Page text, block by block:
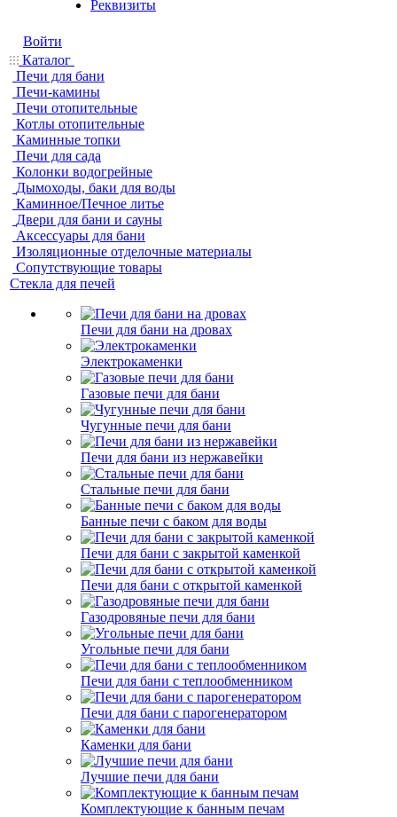
Реквизиты
Войти
Каталог
Печи для бани
Печи-камины
Печи отопительные
Котлы отопительные
Каминные топки
Печи для сада
Колонки водогрейные
Дымоходы, баки для воды
Каминное/Печное литье
Двери для бани и сауны
Аксессуары для бани
Изоляционные отделочные материалы
Сопутствующие товары
Стекла для печей
Печи для бани на дровах
Электрокаменки
Газовые печи для бани
Чугунные печи для бани
Печи для бани из нержавейки
Стальные печи для бани
Банные печи с баком для воды
Печи для бани с закрытой каменкой
Печи для бани с открытой каменкой
Газодровяные печи для бани
Угольные печи для бани
Печи для бани с теплообменником
Печи для бани с парогенератором
Каменки для бани
Лучшие печи для бани
Комплектующие к банным печам